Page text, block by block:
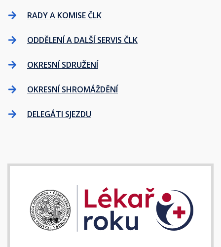
RADY A KOMISE ČLK
ODDĚLENÍ A DALŠÍ SERVIS ČLK
OKRESNÍ SDRUŽENÍ
OKRESNÍ SHROMÁŽDĚNÍ
DELEGÁTI SJEZDU